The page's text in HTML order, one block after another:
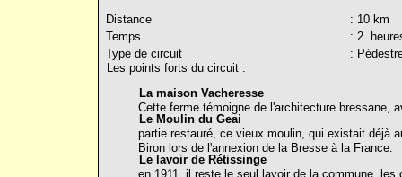
Distance
: 10 km
Temps
: 2
Type de circuit
:
Les points forts du circuit :
La
Cette ferme témoigne de l'architecture bressane,
Le
partie restauré, ce vieux moulin, qui existait déjà
Biron lors de l'annexion de la Bresse à la France.
Le lavoir
en 1911, il reste le seul lavoir de la commune, les